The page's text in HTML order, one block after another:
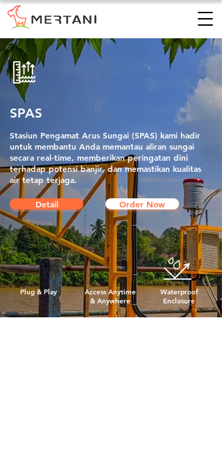
SPAS
Stasiun Pengamat Arus Sungai (SPAS) kami hadir
untuk membantu Anda memantau aliran sungai
secara real-time, memberikan peringatan dini
terhadap potensi banjir, dan memastikan kualitas
air tetap terjaga.
Detail Order Now
Plug & Play
Access Anytime
& Anywhere
Waterproof
Enclosure